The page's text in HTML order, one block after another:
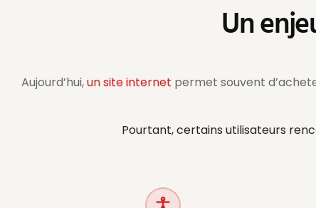
Un
Aujourd’hui,un site internet permet souvent
Pourtant, certains utilisateurs